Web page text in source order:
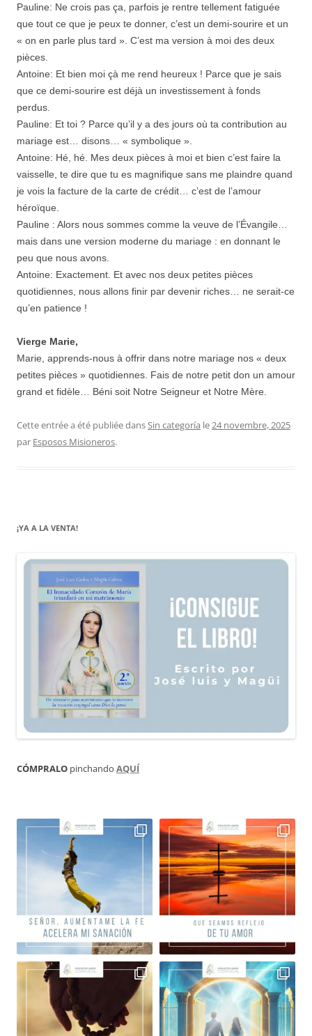
Pauline: Ne crois pas ça, parfois je rentre tellement fatiguée
que tout ce que je peux te donner, c’est un demi-sourire et un
« on en parle plus tard ». C’est ma version à moi des deux
pièces.
Antoine: Et bien moi çà me rend heureux ! Parce que je sais
que ce demi-sourire est déjà un investissement à fonds
perdus.
Pauline: Et toi ? Parce qu’il y a des jours où ta contribution au
mariage est… disons… « symbolique ».
Antoine: Hé, hé. Mes deux pièces à moi et bien c’est faire la
vaisselle, te dire que tu es magnifique sans me plaindre quand
je vois la facture de la carte de crédit… c’est de l’amour
héroïque.
Pauline : Alors nous sommes comme la veuve de l’Évangile…
mais dans une version moderne du mariage : en donnant le
peu que nous avons.
Antoine: Exactement. Et avec nos deux petites pièces
quotidiennes, nous allons finir par devenir riches… ne serait-ce
qu’en patience !
Vierge Marie,
Marie, apprends-nous à offrir dans notre mariage nos « deux
petites pièces » quotidiennes. Fais de notre petit don un amour
grand et fidèle… Béni soit Notre Seigneur et Notre Mère.
Cette entrée a été publiée dansSin categoría le24 novembre, 2025
par Esposos Misioneros.
¡YA A LA VENTA!
CÓMPRALO pinchando AQUÍ